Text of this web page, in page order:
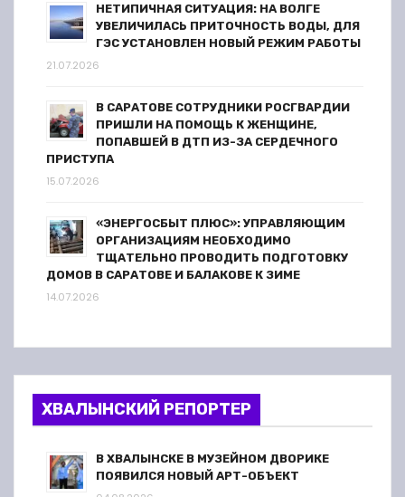
НЕТИПИЧНАЯ СИТУАЦИЯ: НА ВОЛГЕ
УВЕЛИЧИЛАСЬ ПРИТОЧНОСТЬ ВОДЫ, ДЛЯ
ГЭС УСТАНОВЛЕН НОВЫЙ РЕЖИМ РАБОТЫ
21.07.2026
В САРАТОВЕ СОТРУДНИКИ РОСГВАРДИИ
ПРИШЛИ НА ПОМОЩЬ К ЖЕНЩИНЕ,
ПОПАВШЕЙ В ДТП ИЗ-ЗА СЕРДЕЧНОГО
ПРИСТУПА
15.07.2026
«ЭНЕРГОСБЫТ ПЛЮС»: УПРАВЛЯЮЩИМ
ОРГАНИЗАЦИЯМ НЕОБХОДИМО
ТЩАТЕЛЬНО ПРОВОДИТЬ ПОДГОТОВКУ
ДОМОВ В САРАТОВЕ И БАЛАКОВЕ К ЗИМЕ
14.07.2026
ХВАЛЫНСКИЙ РЕПОРТЕР
В ХВАЛЫНСКЕ В МУЗЕЙНОМ ДВОРИКЕ
ПОЯВИЛСЯ НОВЫЙ АРТ-ОБЪЕКТ